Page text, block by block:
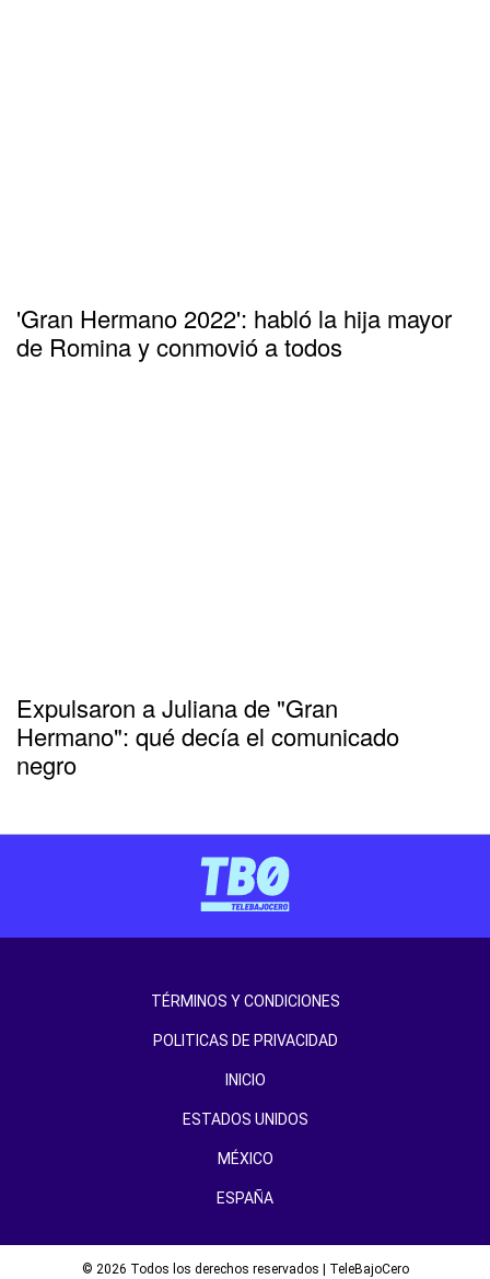
'Gran Hermano 2022': habló la hija mayor
de Romina y conmovió a todos
Expulsaron a Juliana de "Gran
Hermano": qué decía el comunicado
negro
TÉRMINOS Y CONDICIONES
POLITICAS DE PRIVACIDAD
INICIO
ESTADOS UNIDOS
MÉXICO
ESPAÑA
© 2026 Todos los derechos reservados | TeleBajoCero